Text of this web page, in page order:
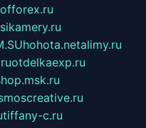
hohota.netalimy.ru
otdelkaexp.ru
tiffany-c.ru